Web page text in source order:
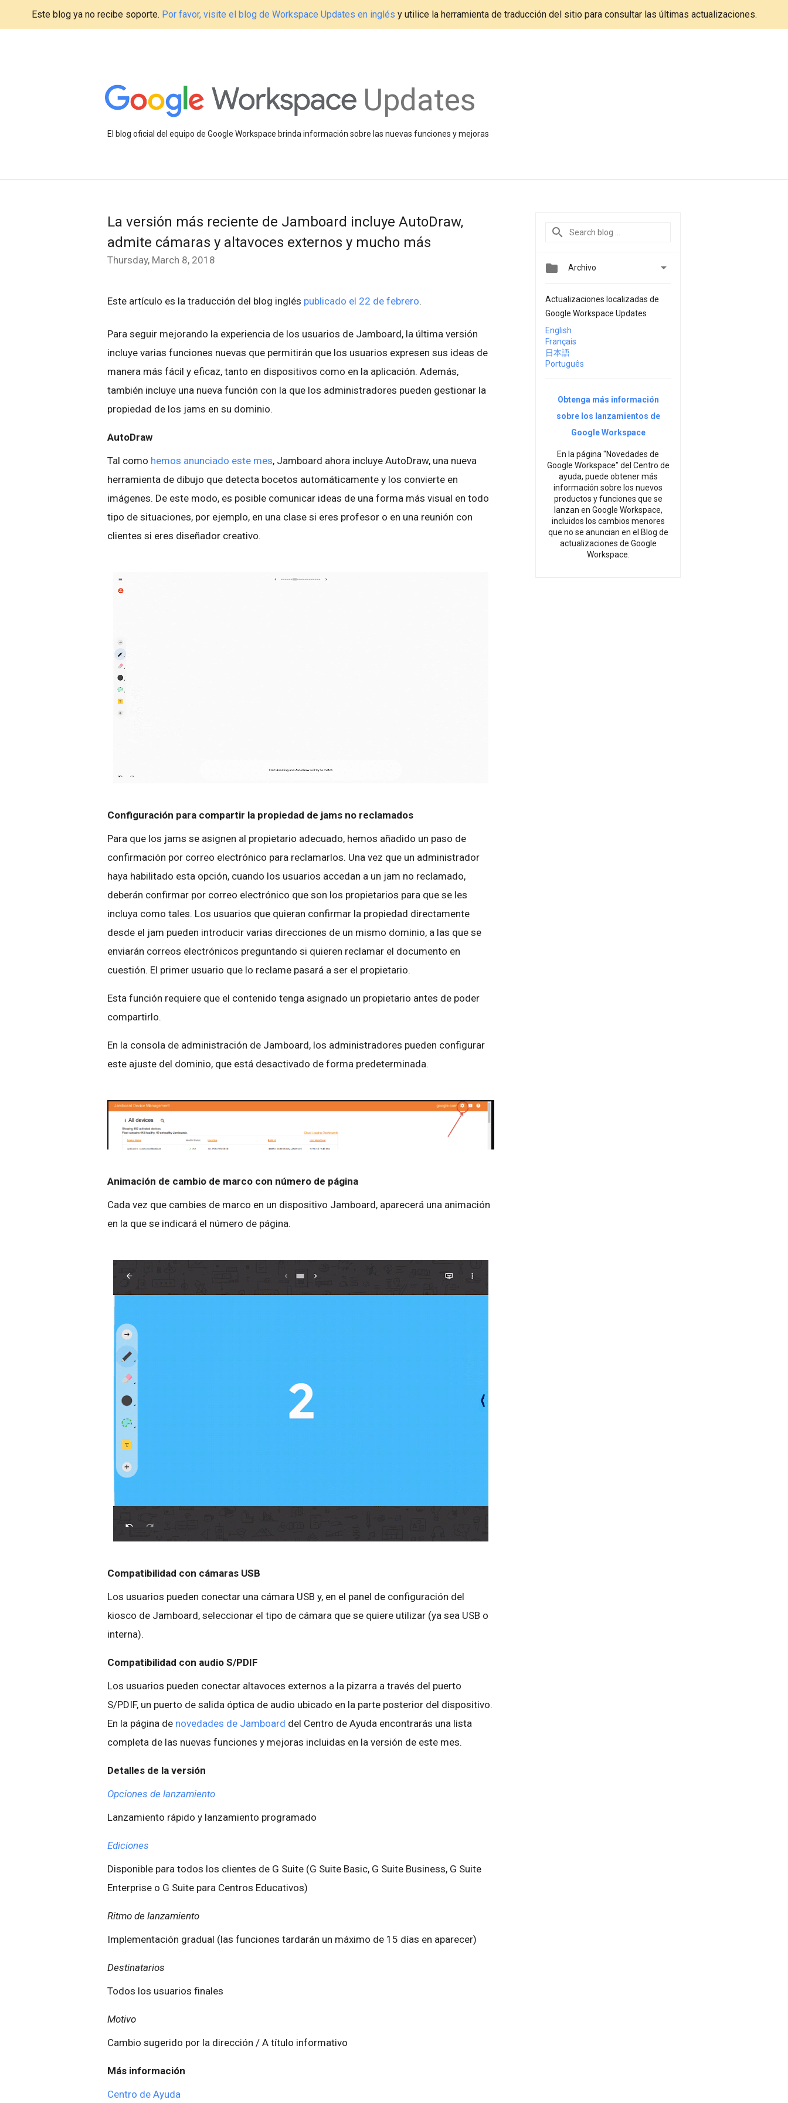
Este blog ya no recibe soporte. Por favor, visite el blog de Workspace Updates en inglés y utilice la herramienta de traducción del sitio para consultar las últimas actualizaciones.
Updates
El blog oficial del equipo de Google Workspace brinda información sobre las nuevas funciones y mejoras
La versión más reciente de Jamboard incluye AutoDraw,
admite cámaras y altavoces externos y mucho más
Thursday, March 8, 2018
Este artículo es la traducción del blog inglés publicado el 22 de febrero.
Para seguir mejorando la experiencia de los usuarios de Jamboard, la última versión
incluye varias funciones nuevas que permitirán que los usuarios expresen sus ideas de
manera más fácil y eficaz, tanto en dispositivos como en la aplicación. Además,
también incluye una nueva función con la que los administradores pueden gestionar la
propiedad de los jams en su dominio.
AutoDraw
Tal como hemos anunciado este mes, Jamboard ahora incluye AutoDraw, una nueva
herramienta de dibujo que detecta bocetos automáticamente y los convierte en
imágenes. De este modo, es posible comunicar ideas de una forma más visual en todo
tipo de situaciones, por ejemplo, en una clase si eres profesor o en una reunión con
clientes si eres diseñador creativo.
Configuración para compartir la propiedad de jams no reclamados
Para que los jams se asignen al propietario adecuado, hemos añadido un paso de
confirmación por correo electrónico para reclamarlos. Una vez que un administrador
haya habilitado esta opción, cuando los usuarios accedan a un jam no reclamado,
deberán confirmar por correo electrónico que son los propietarios para que se les
incluya como tales. Los usuarios que quieran confirmar la propiedad directamente
desde el jam pueden introducir varias direcciones de un mismo dominio, a las que se
enviarán correos electrónicos preguntando si quieren reclamar el documento en
cuestión. El primer usuario que lo reclame pasará a ser el propietario.
Esta función requiere que el contenido tenga asignado un propietario antes de poder
compartirlo.
En la consola de administración de Jamboard, los administradores pueden configurar
este ajuste del dominio, que está desactivado de forma predeterminada.
Animación de cambio de marco con número de página
Cada vez que cambies de marco en un dispositivo Jamboard, aparecerá una animación
en la que se indicará el número de página.
Compatibilidad con cámaras USB
Los usuarios pueden conectar una cámara USB y, en el panel de configuración del
kiosco de Jamboard, seleccionar el tipo de cámara que se quiere utilizar (ya sea USB o
interna).
Compatibilidad con audio S/PDIF
Los usuarios pueden conectar altavoces externos a la pizarra a través del puerto
S/PDIF, un puerto de salida óptica de audio ubicado en la parte posterior del dispositivo.
En la página de novedades de Jamboard del Centro de Ayuda encontrarás una lista
completa de las nuevas funciones y mejoras incluidas en la versión de este mes.
Detalles de la versión
Opciones de lanzamiento
Lanzamiento rápido y lanzamiento programado
Ediciones
Disponible para todos los clientes de G Suite (G Suite Basic, G Suite Business, G Suite
Enterprise o G Suite para Centros Educativos)
Ritmo de lanzamiento
Implementación gradual (las funciones tardarán un máximo de 15 días en aparecer)
Destinatarios
Todos los usuarios finales
Motivo
Cambio sugerido por la dirección / A título informativo
Más información
Centro de Ayuda
 Archivo 
Actualizaciones localizadas de
Google Workspace Updates
English
Français
日本語
Português
Obtenga más información
sobre los lanzamientos de
Google Workspace
En la página "Novedades de
Google Workspace" del Centro de
ayuda, puede obtener más
información sobre los nuevos
productos y funciones que se
lanzan en Google Workspace,
incluidos los cambios menores
que no se anuncian en el Blog de
actualizaciones de Google
Workspace.